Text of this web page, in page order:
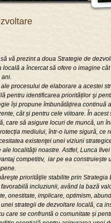
vă prezint a doua Strategie de
locală a încercat să ofere o imagine
ani.
procesului de elaborare a acestei
pentru identificarea priorităților şi
își propune îmbunătățirea continuă
cât și pentru cele viitoare. În
care să asigure locuri de muncă, un
mediului, într-o lume sigură, ce
existenţei unei viziuni
localităţii noastre. Astfel, Lunca
competitiv, iar pe ea construiește
priorităţile stabilite prin
incluziunii, având la bază
onestitate, implicare, optimism,
strategii de dezvoltare locală, ca
care se confruntă o comunitate și